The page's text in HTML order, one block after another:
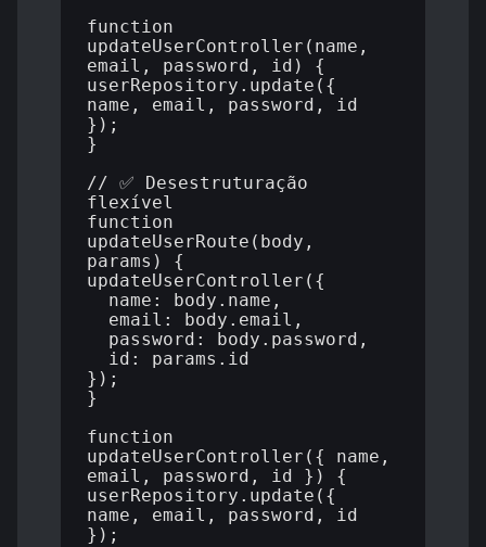
function
updateUserController(name,
email, password, id) {
userRepository.update({
name, email, password, id
});
}
// ✅ Desestruturação
flexível
function
updateUserRoute(body,
params) {
updateUserController({
});
}
function
updateUserController({ name,
email, password, id }) {
userRepository.update({
name, email, password, id
});